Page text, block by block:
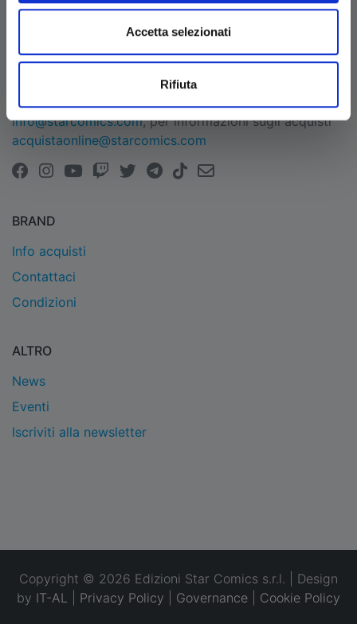
Accetta selezionati
Rifiuta
EDIZIONI STAR COMICS
- 06134 Bosco (Perugia)
Tel.+39 075 591 8353- per informazioni
info@starcomics.com, per informazioni sugli acquisti
acquistaonline@starcomics.com
BRAND
Info acquisti
Contattaci
Condizioni
ALTRO
News
Eventi
Iscriviti alla newsletter
Copyright © 2026 Edizioni Star Comics s.r.l. | Design
by IT-AL Privacy Policy Governance Cookie Policy